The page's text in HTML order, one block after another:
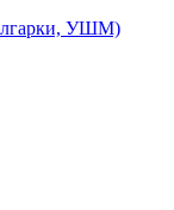
УШМ)